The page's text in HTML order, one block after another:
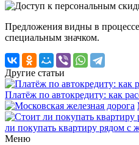
Предложения видны в
специальным значком.
Другие статьи
Платёж по автокредиту: как
ли покупать квартиру рядом с
Меню